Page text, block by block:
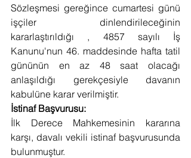
Sözleşmesi gereğince cumartesi günü
işçiler dinlendirileceğinin
kararlaştırıldığı , 4857 sayılı İş
Kanunu'nun 46. maddesinde hafta tatil
gününün en az 48 saat olacağı
anlaşıldığı gerekçesiyle davanın
kabulüne karar verilmiştir.
İstinaf Başvurusu:
İlk Derece Mahkemesinin kararına
karşı, davalı vekili istinaf başvurusunda
bulunmuştur.